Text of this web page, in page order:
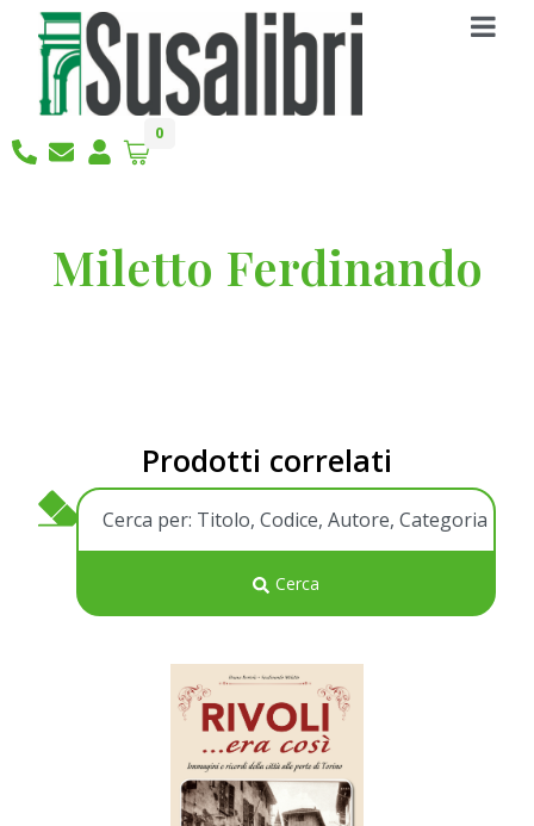
0
Miletto Ferdinando
Prodotti correlati
Cerca